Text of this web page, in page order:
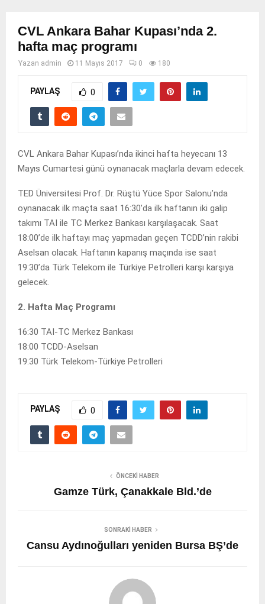
CVL Ankara Bahar Kupası’nda 2.
hafta maç programı
Yazan admin 11 Mayıs 2017 0 180
PAYLAŞ 0
CVL Ankara Bahar Kupası’nda ikinci hafta heyecanı 13
Mayıs Cumartesi günü oynanacak maçlarla devam edecek.
TED Üniversitesi Prof. Dr. Rüştü Yüce Spor Salonu’nda
oynanacak ilk maçta saat 16:30’da ilk haftanın iki galip
takımı TAI ile TC Merkez Bankası karşılaşacak. Saat
18:00’de ilk haftayı maç yapmadan geçen TCDD’nin rakibi
Aselsan olacak. Haftanın kapanış maçında ise saat
19:30’da Türk Telekom ile Türkiye Petrolleri karşı karşıya
gelecek.
2. Hafta Maç Programı
16:30 TAI-TC Merkez Bankası
18:00 TCDD-Aselsan
19:30 Türk Telekom-Türkiye Petrolleri
PAYLAŞ 0
ÖNCEKI HABER
Gamze Türk, Çanakkale Bld.’de
SONRAKI HABER
Cansu Aydınoğulları yeniden Bursa BŞ’de